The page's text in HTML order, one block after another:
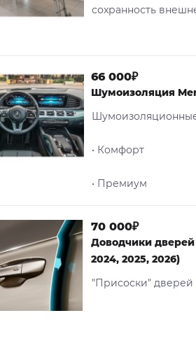
сохранность
66 000₽
Шумоизоляция
• Комфорт
• Премиум
70 000₽
Доводчики дверей
2024, 2025, 2026)
"Присоски" дверей